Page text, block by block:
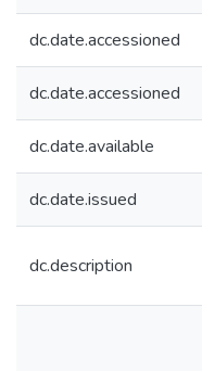
dc.date.accessioned
dc.date.accessioned
dc.date.available
dc.date.issued
dc.description